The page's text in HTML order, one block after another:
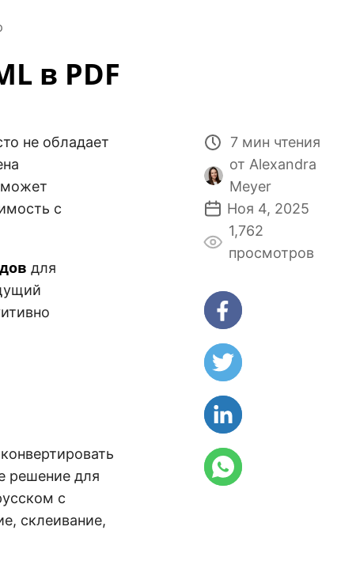
в PDF
не обладает
с
для
решение для
с
склеивание,
7 мин чтения
от Alexandra
Meyer
Ноя 4, 2025
1,762
просмотров